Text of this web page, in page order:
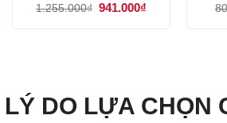
1.255.000₫ Giá
941.000₫
LÝ DO LỰA CHỌN